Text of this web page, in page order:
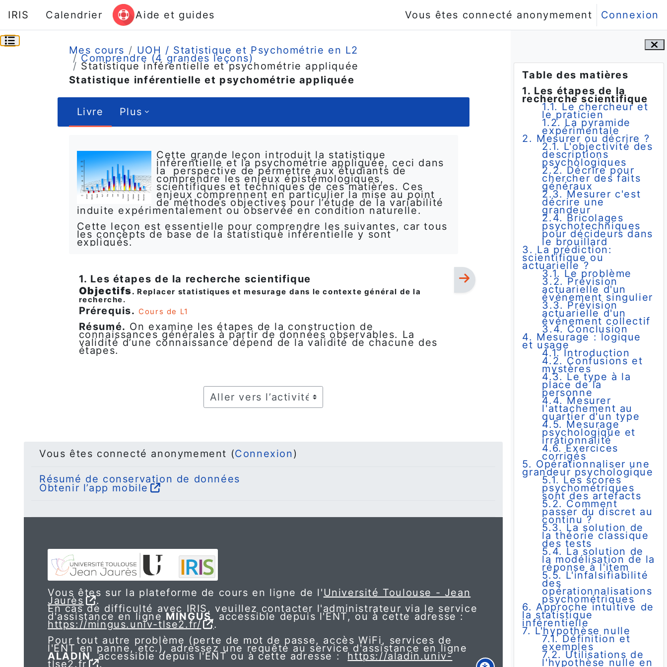
Passer au contenu principal
IRIS
Calendrier Aide et guides Vous êtes connecté anonymement Connexion
Blocs
Passer Table des matières
Table des matières
1. Les étapes de la
recherche scientifique
1.1. Le chercheur et
le praticien
1.2. La pyramide
expérimentale
2. Mesurer ou décrire ?
2.1. L'objectivité des
descriptions
psychologiques
2.2. Décrire pour
chercher des faits
généraux
2.3. Mesurer c'est
décrire une
grandeur
2.4. Bricolages
psychotechniques
pour décideurs dans
le brouillard
3. La prédiction:
scientifique ou
actuarielle ?
3.1. Le problème
3.2. Prévision
actuarielle d'un
événement singulier
3.3. Prévision
actuarielle d'un
événement collectif
3.4. Conclusion
4. Mesurage : logique
et usage
4.1. Introduction
4.2. Confusions et
mystères
4.3. Le type à la
place de la
personne
4.4. Mesurer
l'attachement au
quartier d'un type
4.5. Mesurage
psychologique et
irrationnalité
4.6. Exercices
corrigés
5. Opérationnaliser une
grandeur psychologique
5.1. Les scores
psychométriques
sont des artefacts
5.2. Comment
passer du discret au
continu ?
5.3. La solution de
la théorie classique
des tests
5.4. La solution de
la modélisation de la
réponse à l'item
5.5. L'infalsifiabilité
des
opérationnalisations
psychométriques
6. Approche intuitive de
la statistique
inférentielle
7. L'hypothèse nulle
7.1. Définition et
exemples
7.2. Utilisations de
l'hypothèse nulle en
Ouvrir l’index du cours
Mes cours
UOH / Statistique et Psychométrie en L2
Comprendre (4 grandes leçons)
Statistique inférentielle et psychométrie appliquée
Statistique inférentielle et psychométrie appliquée
Livre Plus
Cette grande leçon introduit la statistique
inférentielle et la psychométrie appliquée, ceci dans
la perspective de permettre aux étudiants de
comprendre les enjeux épistémologiques,
scientifiques et techniques de ces matières. Ces
enjeux comprennent en particulier la mise au point
de méthodes objectives pour l’étude de la variabilité
induite expérimentalement ou observée en condition naturelle.
Cette leçon est essentielle pour comprendre les suivantes, car tous
les concepts de base de la statistique inférentielle y sont
expliqués.
1. Les étapes de la recherche scientifique
Objectifs. Replacer statistiques et mesurage dans le contexte général de la
recherche.
Prérequis. Cours de L1
Résumé. On examine les étapes de la construction de
connaissances générales à partir de données observables. La
validité d’une connaissance dépend de la validité de chacune des
étapes.
Aller vers l’activité
Vous êtes connecté anonymement (Connexion)
Résumé de conservation de données
Obtenir l’app mobile
Vous êtes sur la plateforme de cours en ligne de l'Université Toulouse - Jean
Jaurès .
En cas de difficulté avec IRIS, veuillez contacter l'administrateur via le service
d'assistance en ligne MINGUS, accessible depuis l'ENT, ou à cette adresse :
https://mingus.univ-tlse2.fr/
.
Pour tout autre problème (perte de mot de passe, accès WiFi, services de
l'ENT en panne, etc.), adressez une requête au service d'assistance en ligne
ALADIN , accessible depuis l'ENT ou à cette adresse :https://aladin.univ-
tlse2.fr .